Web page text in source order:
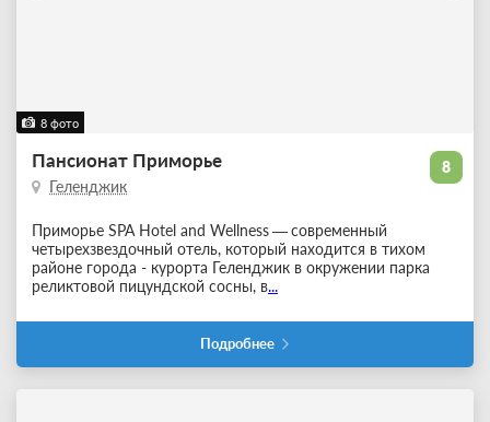
8 фото
8
Пансионат Приморье
Геленджик
Приморье SPA Hotel and Wellness—современный
четырехзвездочный отель, который находится в тихом
районе города - курорта Геленджик в окружении парка
реликтовой пицундской сосны, в...
Подробнее